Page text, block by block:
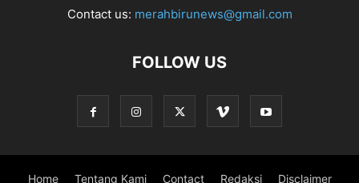
Contact us: merahbirunews@gmail.com
FOLLOW US
Home Tentang Kami Contact Redaksi Disclaimer